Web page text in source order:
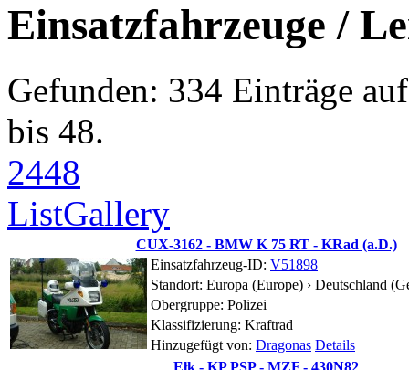
Einsatzfahrzeuge /
Gefunden: 334 Einträge
bis 48.
2448
ListGallery
CUX-3162 - BMW K 75 RT - KRad (a.D.)
Einsatzfahrzeug-ID: V51898
Standort: Europa (Europe) › Deutschland
Obergruppe: Polizei
Klassifizierung: Kraftrad
Hinzugefügt von: Dragonas Details
Ełk - KP PSP - MZF - 430N82